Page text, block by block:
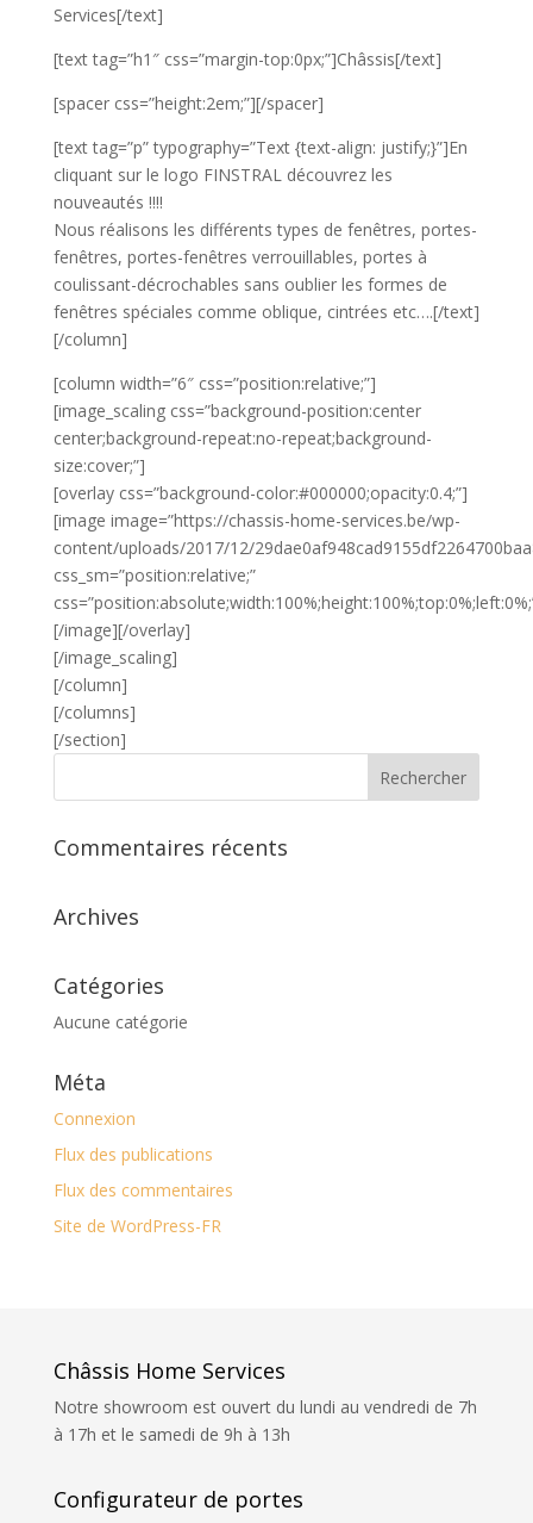
Services[/text]
[text tag=”h1″ css=”margin-top:0px;”]Châssis[/text]
[spacer css=”height:2em;”][/spacer]
[text tag=”p” typography=”Text {text-align: justify;}”]En
cliquant sur le logo FINSTRAL découvrez les
nouveautés !!!!
Nous réalisons les différents types de fenêtres, portes-
fenêtres, portes-fenêtres verrouillables, portes à
coulissant-dé­cro­cha­bles sans oublier les formes de
fenêtres spéciales comme o­bli­que, cintrées etc….[/text]
[/column]
[column width=”6″ css=”position:relative;”]
[image_scaling css=”background-position:center
center;background-repeat:no-repeat;background-
size:cover;”]
[overlay css=”background-color:#000000;opacity:0.4;”]
[image image=”https://chassis-home-services.be/wp-
content/uploads/2017/12/
css_sm=”position:relative;”
[/image][/overlay]
[/image_scaling]
[/column]
[/columns]
[/section]
Commentaires récents
Archives
Catégories
Aucune catégorie
Méta
Connexion
Flux des publications
Flux des commentaires
Site de WordPress-FR
Châssis Home Services
Notre showroom est ouvert du lundi au vendredi de 7h
à 17h et le samedi de 9h à 13h
Configurateur de portes